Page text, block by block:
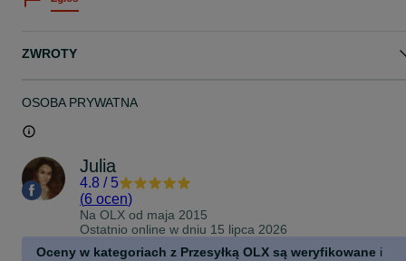
ZWROTY
OSOBA PRYWATNA
Julia
4.8 / 5
(6 ocen)
Na OLX od maja 2015
Ostatnio online w dniu 15 lipca 2026
Oceny w kategoriach z Przesyłką OLX są weryfikowane i